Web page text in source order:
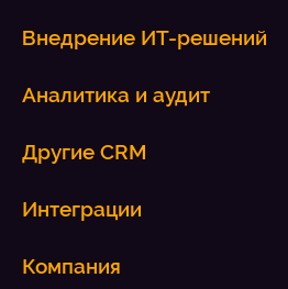
Внедрение ИТ-решений
Аналитика и аудит
Другие CRM
Интеграции
Компания